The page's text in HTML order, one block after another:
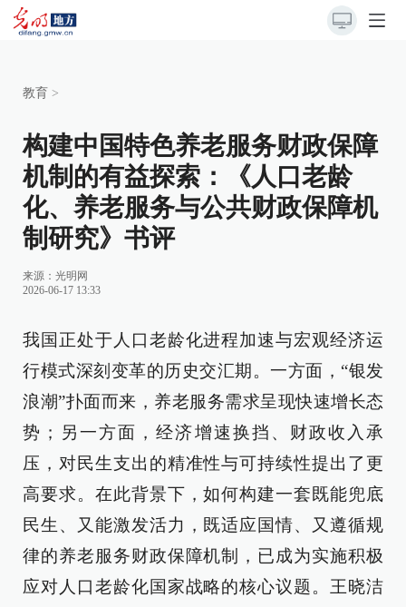
教育 >
构建中国特色养老服务财政保障
机制的有益探索：《人口老龄
化、养老服务与公共财政保障机
制研究》书评
来源： 光明网
2026-06-17 13:33
我国正处于人口老龄化进程加速与宏观经济运
行模式深刻变革的历史交汇期。一方面，“银发
浪潮”扑面而来，养老服务需求呈现快速增长态
势；另一方面，经济增速换挡、财政收入承
压，对民生支出的精准性与可持续性提出了更
高要求。在此背景下，如何构建一套既能兜底
民生、又能激发活力，既适应国情、又遵循规
律的养老服务财政保障机制，已成为实施积极
应对人口老龄化国家战略的核心议题。王晓洁